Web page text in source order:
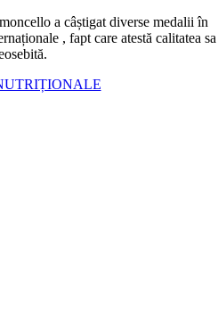
a câștigat diverse medalii în
, fapt care atestă calitatea sa